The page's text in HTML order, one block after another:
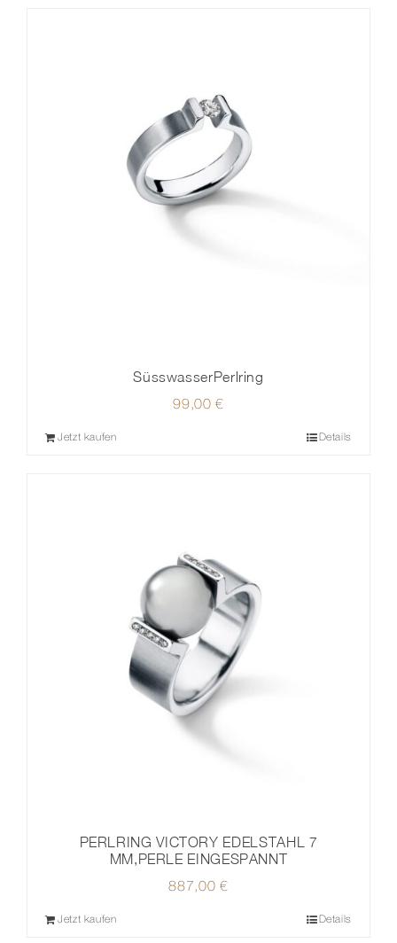
SüsswasserPerlring
99,00€
Jetzt kaufen Details
PERLRING VICTORY EDELSTAHL 7
MM,PERLE EINGESPANNT
887,00 €
Jetzt kaufen Details